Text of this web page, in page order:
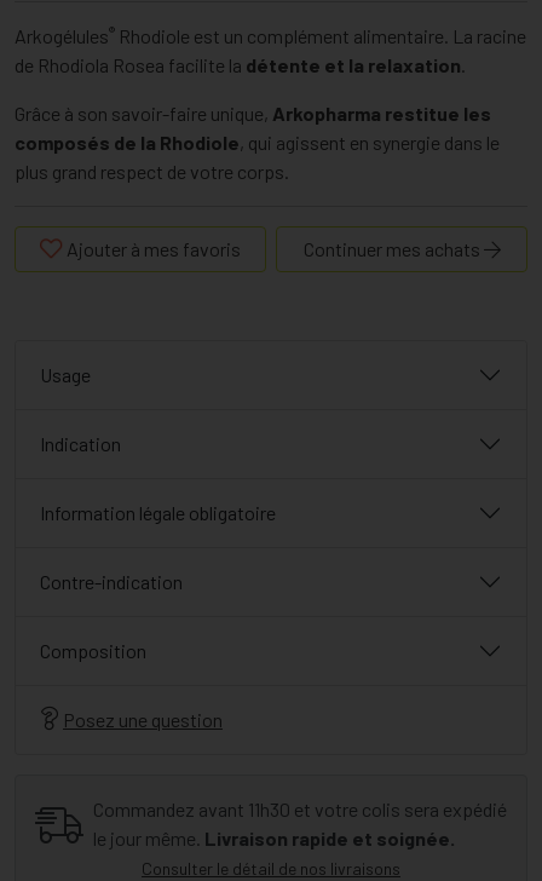
Arkogélules® Rhodiole est un complément alimentaire. La racine
de Rhodiola Rosea facilite la détente et la relaxation.
Grâce à son savoir-faire unique, Arkopharma restitue les
composés de la Rhodiole, qui agissent en synergie dans le
plus grand respect de votre corps.
Ajouter à mes favoris Continuer mes achats
Usage
Indication
Information légale obligatoire
Contre-indication
Composition
Posez une question
Commandez avant 11h30 et votre colis sera expédié
le jour même. Livraison rapide et soignée.
Consulter le détail de nos livraisons